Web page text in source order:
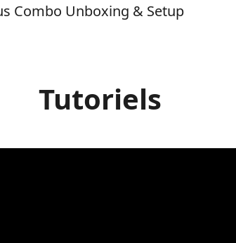
Combo Unboxing & Setup
Tutoriels